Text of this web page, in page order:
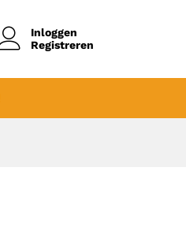
Inloggen
Registreren